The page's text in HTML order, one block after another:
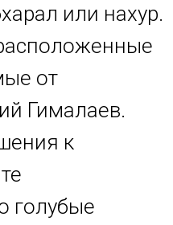
или нахур.
от
Гималаев.
к
голубые